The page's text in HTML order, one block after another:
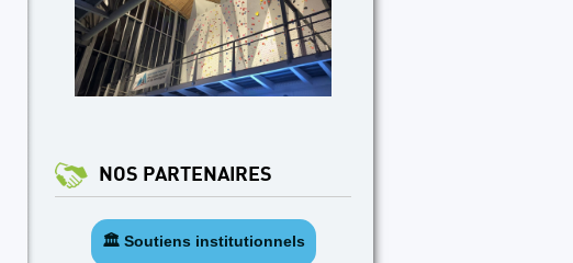
NOS PARTENAIRES
🏛️ Soutiens institutionnels